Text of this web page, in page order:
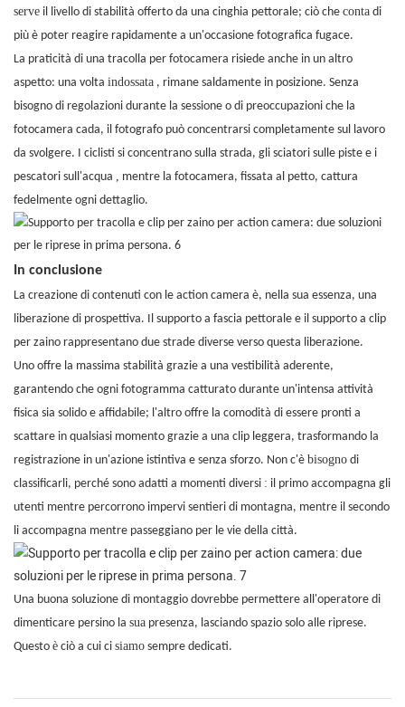
serve il livello di stabilità offerto da una cinghia pettorale; ciò che conta di
più è poter reagire rapidamente a un'occasione fotografica fugace.
La praticità di una tracolla per fotocamera risiede anche in un altro
aspetto: una volta indossata , rimane saldamente in posizione. Senza
bisogno di regolazioni durante la sessione o di preoccupazioni che la
fotocamera cada, il fotografo può concentrarsi completamente sul lavoro
da svolgere. I ciclisti si concentrano sulla strada, gli sciatori sulle piste e i
pescatori sull'acqua , mentre la fotocamera, fissata al petto, cattura
fedelmente ogni dettaglio.
In conclusione
La creazione di contenuti con le action camera è, nella sua essenza, una
liberazione di prospettiva. Il supporto a fascia pettorale e il supporto a clip
per zaino rappresentano due strade diverse verso questa liberazione.
Uno offre la massima stabilità grazie a una vestibilità aderente,
garantendo che ogni fotogramma catturato durante un'intensa attività
fisica sia solido e affidabile; l'altro offre la comodità di essere pronti a
scattare in qualsiasi momento grazie a una clip leggera, trasformando la
registrazione in un'azione istintiva e senza sforzo. Non c'è bisogno di
classificarli, perché sono adatti a momenti diversi : il primo accompagna gli
utenti mentre percorrono impervi sentieri di montagna, mentre il secondo
li accompagna mentre passeggiano per le vie della città.
Una buona soluzione di montaggio dovrebbe permettere all'operatore di
dimenticare persino la sua presenza, lasciando spazio solo alle riprese.
Questo è ciò a cui ci siamo sempre dedicati.